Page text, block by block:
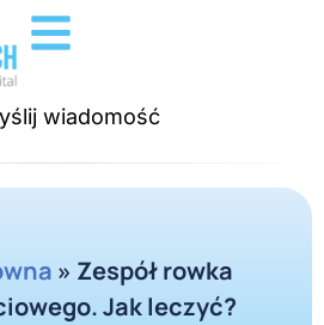
wiadomość
» Zespół rowka
Jak leczyć?